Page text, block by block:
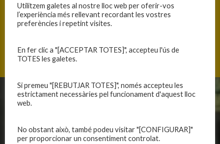
ANTERIOR
CONDICIONADES PEL MAL INICI
CLUB
Organització
Primer equip femení
Utilitzem galetes al nostre lloc web per oferir-vos
l’experiència més rellevant recordant les vostres
preferències i repetint visites.
En fer clic a "[ACCEPTAR TOTES]", accepteu l'ús de
TOTES les galetes.
Si premeu "[REBUTJAR TOTES]", només accepteu les
estrictament necessàries pel funcionament d'aquest lloc
web.
No obstant això, també podeu visitar "[CONFIGURAR]"
per proporcionar un consentiment controlat.